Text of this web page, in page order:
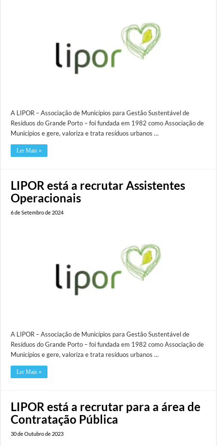
A LIPOR – Associação de Municípios para Gestão Sustentável de
Resíduos do Grande Porto – foi fundada em 1982 como Associação de
Municípios e gere, valoriza e trata resíduos urbanos …
Ler Mais »
LIPOR está a recrutar Assistentes
Operacionais
6 de Setembro de 2024
A LIPOR – Associação de Municípios para Gestão Sustentável de
Resíduos do Grande Porto – foi fundada em 1982 como Associação de
Municípios e gere, valoriza e trata resíduos urbanos …
Ler Mais »
LIPOR está a recrutar para a área de
Contratação Pública
30 de Outubro de 2023